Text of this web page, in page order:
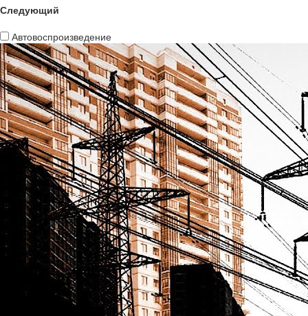
Следующий
Автовоспроизведение